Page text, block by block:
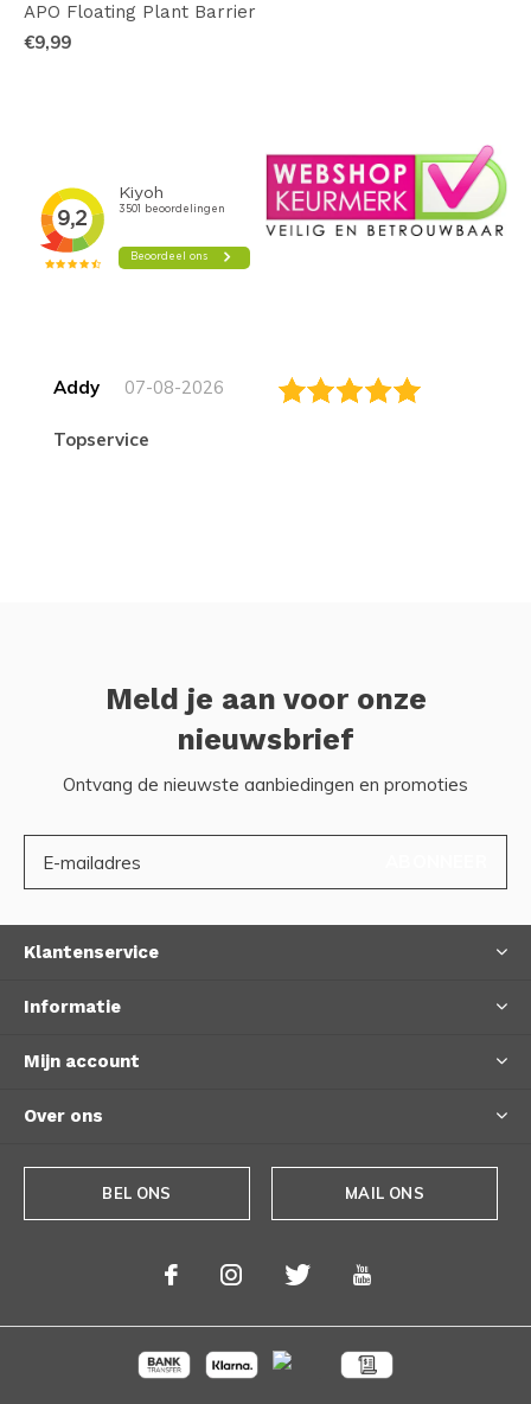
APO Floating Plant Barrier
€9,99
Addy 07-08-2026
topservice
Meld je aan voor onze
nieuwsbrief
Ontvang de nieuwste aanbiedingen en promoties
Klantenservice
Informatie
Mijn account
Over ons
BEL ONS MAIL ONS